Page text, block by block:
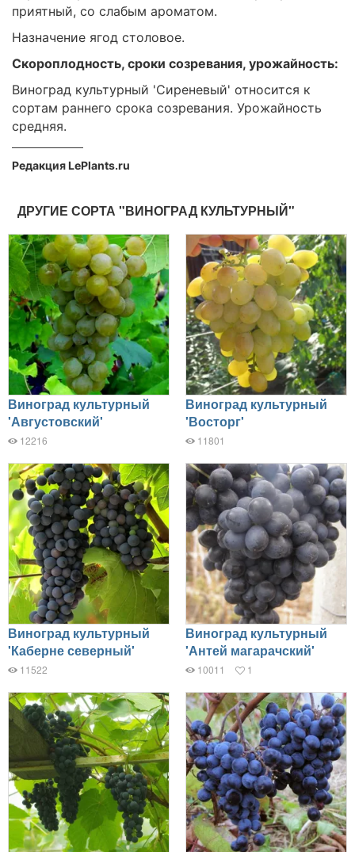
приятный, со слабым ароматом.
Назначение ягод столовое.
Скороплодность, сроки созревания, урожайность:
Виноград культурный 'Сиреневый' относится к
сортам раннего срока созревания. Урожайность
средняя.
Редакция LePlants.ru
ДРУГИЕ СОРТА "ВИНОГРАД КУЛЬТУРНЫЙ"
Виноград культурный
'Августовский'
12216
Виноград культурный
'Восторг'
11801
Виноград культурный
'Каберне северный'
11522
Виноград культурный
'Антей магарачский'
10011 1